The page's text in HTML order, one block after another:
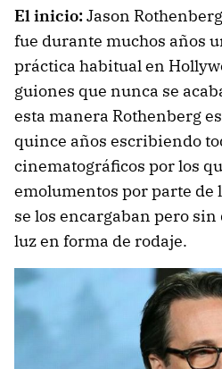
El inicio:Jason
fue durante muchos años
práctica habitual en
guiones que nunca se
esta manera Rothenberg
quince años escribiendo
cinematográficos por los
emolumentos por parte de
se los encargaban pero
luz en forma de rodaje.